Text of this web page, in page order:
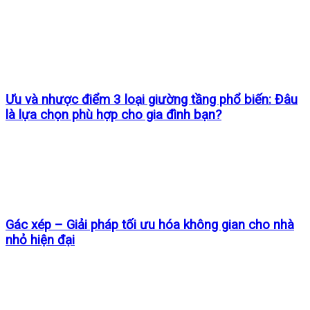
Ưu và nhược điểm 3 loại giường tầng phổ biến: Đâu
là lựa chọn phù hợp cho gia đình bạn?
Gác xép – Giải pháp tối ưu hóa không gian cho nhà
nhỏ hiện đại